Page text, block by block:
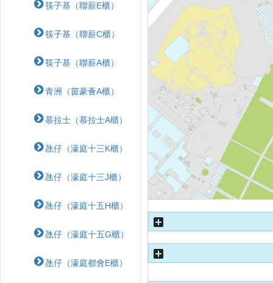
筷子基（聯薪E櫃）
筷子基（聯薪C櫃）
筷子基（聯薪A櫃）
青洲（茵豪薈A櫃）
慕拉士（慕拉士A櫃）
氹仔（濠庭十三K櫃）
氹仔（濠庭十三J櫃）
氹仔（濠庭十五H櫃）
氹仔（濠庭十五G櫃）
氹仔（濠庭都會E櫃）